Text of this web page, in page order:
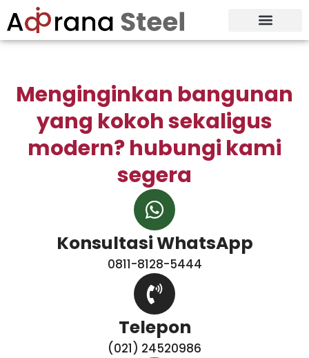
Menginginkan bangunan
yang kokoh sekaligus
modern? hubungi kami
segera
Konsultasi WhatsApp
0811-8128-5444
Telepon
(021) 24520986